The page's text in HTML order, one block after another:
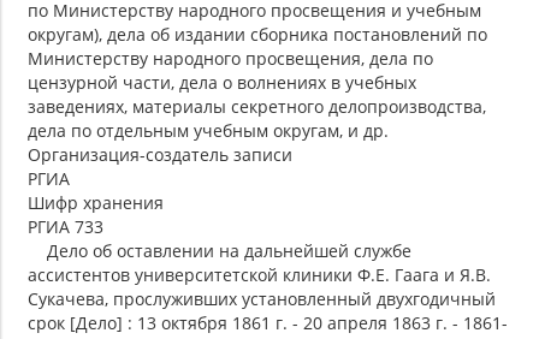
по Министерству народного просвещения и учебным
округам), дела об издании сборника постановлений по
Министерству народного просвещения, дела по
цензурной части, дела о волнениях в учебных
заведениях, материалы секретного делопроизводства,
дела по отдельным учебным округам, и др.
Организация-создатель записи
РГИА
Шифр хранения
РГИА 733
Дело об оставлении на дальнейшей службе
ассистентов университетской клиники Ф.Е. Гаага и Я.В.
Сукачева, прослуживших установленный двухгодичный
срок [Дело] : 13 октября 1861 г. - 20 апреля 1863 г. - 1861-